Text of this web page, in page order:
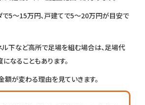
で5〜15万円、戸建てで5〜20万円が目安で
下など高所で足場を組む場合は、足場代
なることもあります。
額が変わる理由を見ていきます。